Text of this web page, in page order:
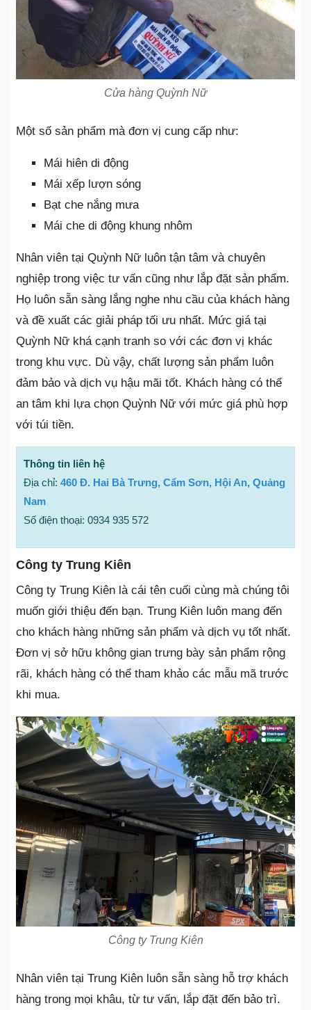
Cửa hàng Quỳnh Nữ
Một số sản phẩm mà đơn vị cung cấp như:
Mái hiên di động
Mái xếp lượn sóng
Bạt che nắng mưa
Mái che di động khung nhôm
Nhân viên tại Quỳnh Nữ luôn tận tâm và chuyên
nghiệp trong việc tư vấn cũng như lắp đặt sản phẩm.
Họ luôn sẵn sàng lắng nghe nhu cầu của khách hàng
và đề xuất các giải pháp tối ưu nhất. Mức giá tại
Quỳnh Nữ khá cạnh tranh so với các đơn vị khác
trong khu vực. Dù vậy, chất lượng sản phẩm luôn
đảm bảo và dịch vụ hậu mãi tốt. Khách hàng có thể
an tâm khi lựa chọn Quỳnh Nữ với mức giá phù hợp
với túi tiền.
Thông tin liên hệ
Địa chỉ: 460 Đ. Hai Bà Trưng, Cẩm Sơn, Hội An, Quảng
Nam
Số điện thoại: 0934 935 572
Công ty Trung Kiên
Công ty Trung Kiên là cái tên cuối cùng mà chúng tôi
muốn giới thiệu đến bạn. Trung Kiên luôn mang đến
cho khách hàng những sản phẩm và dịch vụ tốt nhất.
Đơn vị sở hữu không gian trưng bày sản phẩm rộng
rãi, khách hàng có thể tham khảo các mẫu mã trước
khi mua.
Công ty Trung Kiên
Nhân viên tại Trung Kiên luôn sẵn sàng hỗ trợ khách
hàng trong mọi khâu, từ tư vấn, lắp đặt đến bảo trì.